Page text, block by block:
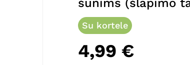
šunims (šlapimo
Su kortele
4,99 €
Jūsų atsiliepimas *